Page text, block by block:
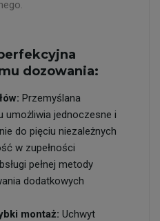
dozowania:
Przemyślana
umożliwia jednoczesne i
do pięciu niezależnych
w zupełności
pełnej metody
dodatkowych
montaż: Uchwyt